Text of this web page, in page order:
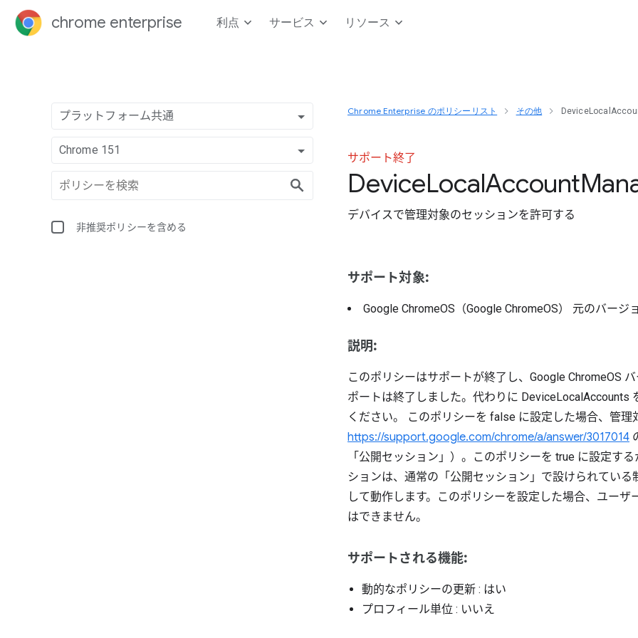
chrome enterprise 利点 サービス リソース
プラットフォーム共通
Chrome 151
非推奨ポリシーを含める
Chrome Enterprise のポリシーリスト その他
サポート終了
DeviceLocalAccount
デバイスで管理対象のセッションを許可する
サポート対象:
Google ChromeOS（Google ChromeOS） 元のバージ
説明:
このポリシーはサポートが終了し、Google ChromeOS
ポートは終了しました。代わりに
ください。 このポリシーを false に設定した場合、管
https://support.google.com/chrome/a/answer/3017014
「公開セッション」）。このポリシーを true に設定す
ションは、通常の「公開セッション」で設けられてい
して動作します。このポリシーを設定した場合、ユー
はできません。
サポートされる機能:
動的なポリシーの更新 : はい
プロフィール単位 : いいえ